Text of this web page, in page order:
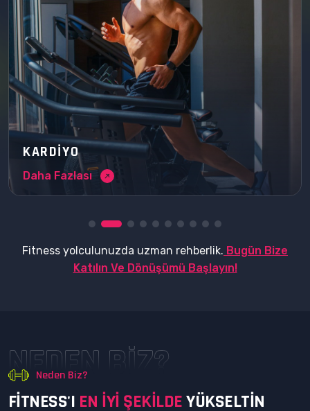
KARDIYO
Daha Fazlası
Fitness yolculunuzda uzman rehberlik. Bugün Bize
Katılın Ve Dönüşümü Başlayın!
NEDEN BIZ?
Neden Biz?
FITNESS'I EN IYI ŞEKILDEYÜKSELTIN